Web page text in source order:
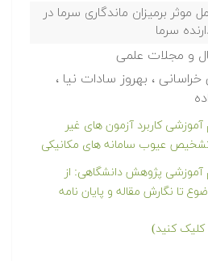
موثر برمیزان ماندگاری سرما در
سرما
و مجلات علمی
، بهروز سادات نیا ،
آموزشی کاربرد آزمون های غیر
عیوب سامانه های مکانیکی
آموزشی پژوهش دانشگاهی: از
تا نگارش مقاله و پایان نامه
کلیک کنید)